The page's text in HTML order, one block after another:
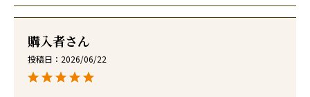
購入者
投稿日 2026/06/22